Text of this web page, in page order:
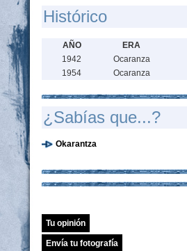
Histórico
AÑO ERA
1942
Ocaranza
1954
Ocaranza
¿Sabías que...?
Okarantza
Tu opinión
Envía tu fotografía